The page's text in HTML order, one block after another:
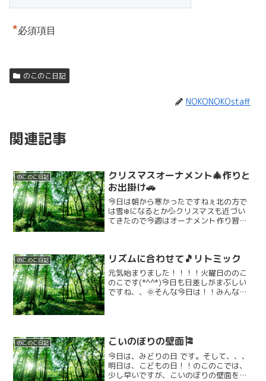
*必須項目
のこのこ日記
NOKONOKOstaff
関連記事
のこのこ日記
クリスマスオーナメント🎄作りと
お出掛け🚗
今日は朝から寒かったですねぇ北の方で
は雪❄️になるとか💦クリスマスも近づい
てきたので今週はオーナメント作り習慣
を貼ったり、ペンでお絵...
のこのこ日記 リズムに合わせて🎵リトミック
元気始まりました！！！！火曜日ののこ
のこです(*^^*)今日も日差しがまぶしい
ですね、、🌞そんな今日は！！みんなで
のこのこ日記 こいのぼりの壁面🎏
今日は、みどりの日 です。そして、、、
明日は、こどもの日！！のこのこでは、
少し早いですが、こいのぼりの壁面を作